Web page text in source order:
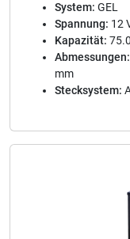
System: GEL
Spannung: 12
Kapazität:
Abmessungen:
mm
Stecksystem: